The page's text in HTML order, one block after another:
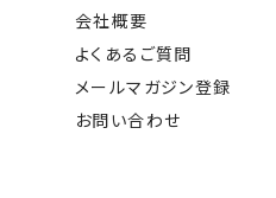
会社概要
よくあるご質問
メールマガジン登録
お問い合わせ